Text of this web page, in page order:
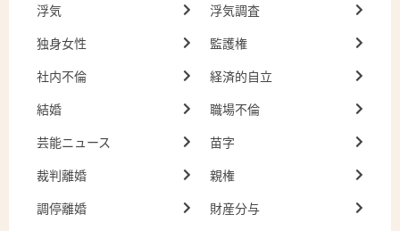
浮気
浮気調査
独身女性
監護権
社内不倫
経済的自立
結婚
職場不倫
芸能ニュース
苗字
裁判離婚
親権
調停離婚
財産分与